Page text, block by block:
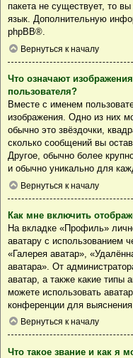
пакета не существует, то
язык. Дополнительную
phpBB®.
Вернуться к началу
Что означают
пользователя?
Вместе с именем
изображения. Одно из них
обычно это звёздочки,
сколько сообщений вы
Другое, обычно более
и обычно уникально для
Вернуться к началу
Как мне включить
На вкладке «Профиль»
аватару с использованием
«Галерея аватар»,
аватара». От
аватар, а также какие типы
можете использовать
конференции для выяснения
Вернуться к началу
Что такое звание и как я